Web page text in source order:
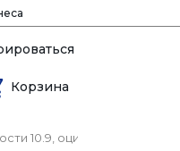
Корзина
10.9, оцинкованная сталь